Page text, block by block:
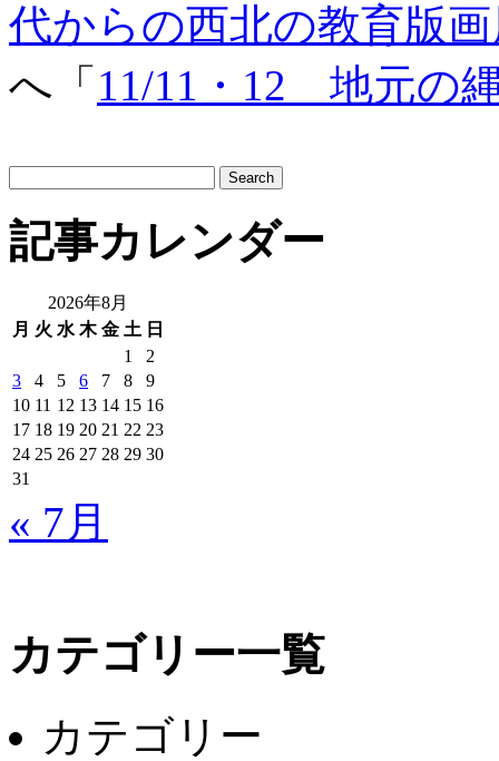
代からの西北の教育版
へ「 11/11・12 地元の
ト
内
検
記事カレンダー
2026年8月
月 火 水 木 金 土 日
1
2
3
4 5 6 7 8
9
10 11 12 13 14 15 16
17 18 19 20 21 22 23
24 25 26 27 28 29 30
31
« 7月
カテゴリー一覧
カテゴリー